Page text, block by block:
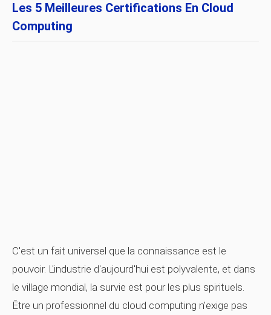
Les 5 Meilleures Certifications En Cloud
Computing
C'est un fait universel que la connaissance est le
pouvoir. L'industrie d'aujourd'hui est polyvalente, et dans
le village mondial, la survie est pour les plus spirituels.
Être un professionnel du cloud computing n'exige pas